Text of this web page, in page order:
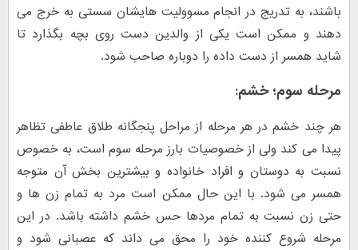
باشند، به تدریج در انجام مسوولیت هایشان سستی به خرج می
دهند و ممکن است یکی از والدین دست روی بچه بگذارد تا
شاید همسر از دست داده را دوباره صاحب شود.
مرحله سوم؛ خشم:
هر چند خشم در هر مرحله از مراحل پنجگانه طلاق عاطفی تظاهر
پیدا می کند ولی از خصوصیات بارز مرحله سوم است، به خصوص
نسبت به دوستان و افراد خانواده و بیشترین بخش آن متوجه
همسر می شود. با این حال ممکن است مرد به تمام زن ها و
حتی زن نسبت به تمام مردها حس خشم داشته باشد. در این
مرحله شروع کننده خود را محق می داند که عصبانی شود و